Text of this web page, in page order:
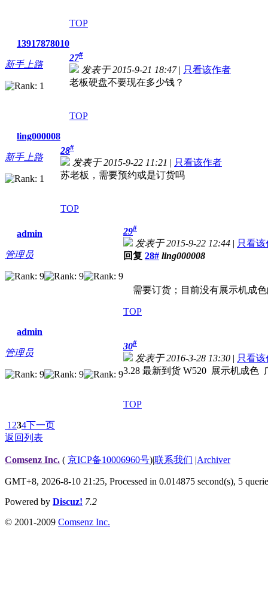
TOP
13917878010
新手上路
27#
发表于 2015-9-21 18:47| 只看该作者
老板硬盘不要现在多少钱？
TOP
ling000008
新手上路
28#
发表于 2015-9-22 11:21 | 只看该作者
苏老板，需要预约或是订货吗
TOP
admin
管理员
29#
发表于 2015-9-22 12:44 | 只看该
回复 28# ling000008
需要订货；目前没有展示机成
TOP
admin
管理员
30#
发表于 2016-3-28 13:30 | 只看该
3.28 最新到货 W520 展示机成色
TOP
1 234下一页
返回列表
Comsenz Inc. ( 京ICP备10006960号)|联系我们 |Archiver
GMT+8, 2026-8-10 21:25, Processed in 0.014875 second(s), 5
Powered by Discuz! 7.2
© 2001-2009 Comsenz Inc.